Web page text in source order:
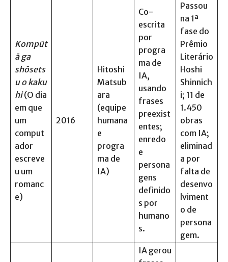
Kompūt
ā ga
shōsets
u o kaku
hi(O dia
em que
um
comput
ador
escreve
u um
romanc
e)
2016
Hitoshi
Matsub
ara
(equipe
humana
e
progra
ma de
IA)
Co-
escrita
por
progra
ma de
IA,
usando
frases
preexist
entes;
enredo
e
persona
gens
definido
s por
humano
s.
Passou
na 1ª
fase do
Prêmio
Literário
Hoshi
Shinnich
i; 11 de
1.450
obras
com IA;
eliminad
a por
falta de
desenvo
lviment
o de
persona
gem.
IA gerou